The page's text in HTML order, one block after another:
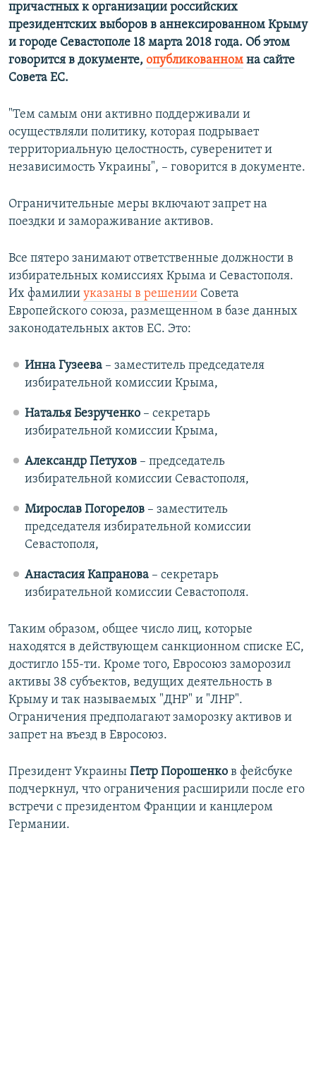
причастных к организации российских
президентских выборов в аннексированном Крыму
и городе Севастополе 18 марта 2018 года. Об этом
говорится в документе, опубликованном на сайте
Совета ЕС.
"Тем самым они активно поддерживали и
осуществляли политику, которая подрывает
территориальную целостность, суверенитет и
независимость Украины", – говорится в документе.
Ограничительные меры включают запрет на
поездки и замораживание активов.
Все пятеро занимают ответственные должности в
избирательных комиссиях Крыма и Севастополя.
Их фамилии указаны в решении Совета
Европейского союза, размещенном в базе данных
законодательных актов ЕС. Это:
Инна Гузеева– заместитель председателя
избирательной комиссии Крыма,
Наталья Безрученко– секретарь
избирательной комиссии Крыма,
Александр Петухов– председатель
избирательной комиссии Севастополя,
Мирослав Погорелов– заместитель
председателя избирательной комиссии
Севастополя,
Анастасия Капранова– секретарь
избирательной комиссии Севастополя.
Таким образом, общее число лиц, которые
находятся в действующем санкционном списке ЕС,
достигло 155-ти. Кроме того, Евросоюз заморозил
активы 38 субъектов, ведущих деятельность в
Крыму и так называемых "ДНР" и "ЛНР".
Ограничения предполагают заморозку активов и
запрет на въезд в Евросоюз.
Президент Украины Петр Порошенко в фейсбуке
подчеркнул, что ограничения расширили после его
встречи с президентом Франции и канцлером
Германии.